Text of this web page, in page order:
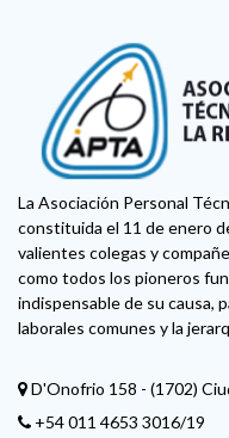
La Asociación Personal
constituida el 11 de enero
valientes colegas y
como todos los pioneros
indispensable de su causa,
laborales comunes y la
D'Onofrio 158 - (1702)
+54 011 4653 3016/19